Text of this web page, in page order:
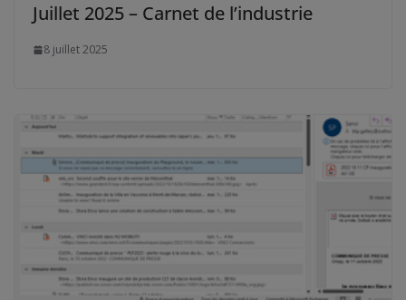
Juillet 2025 – Carnet de l’industrie
8 juillet 2025